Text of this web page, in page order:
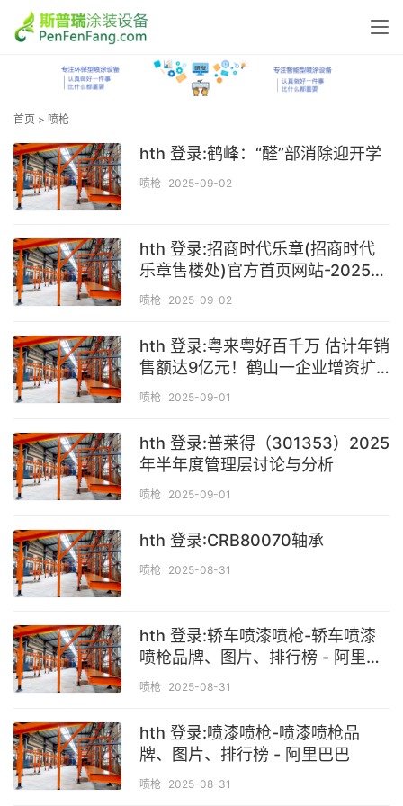
首页 > 喷枪
hth 登录:鹤峰：“醛”部消除迎开学
喷枪 2025-09-02
hth 登录:招商时代乐章(招商时代
乐章售楼处)官方首页网站-2025房
价_楼盘评测丨地址丨详情丨售楼处
喷枪 2025-09-02
hth 登录:粤来粤好百千万 估计年销
售额达9亿元！鹤山一企业增资扩
产项目开工
喷枪 2025-09-01
hth 登录:普莱得（301353）2025
年半年度管理层讨论与分析
喷枪 2025-09-01
hth 登录:CRB80070轴承
喷枪 2025-08-31
hth 登录:轿车喷漆喷枪-轿车喷漆
喷枪品牌、图片、排行榜 - 阿里巴
巴
喷枪 2025-08-31
hth 登录:喷漆喷枪-喷漆喷枪品
牌、图片、排行榜 - 阿里巴巴
喷枪 2025-08-31